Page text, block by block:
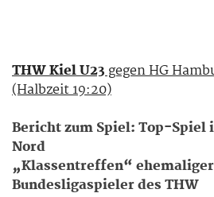
THW Kiel U23gegen HG
(Halbzeit 19:20)
Bericht zum Spiel: Top-Spiel
Nord
„Klassentreffen“
Bundesligaspieler des THW